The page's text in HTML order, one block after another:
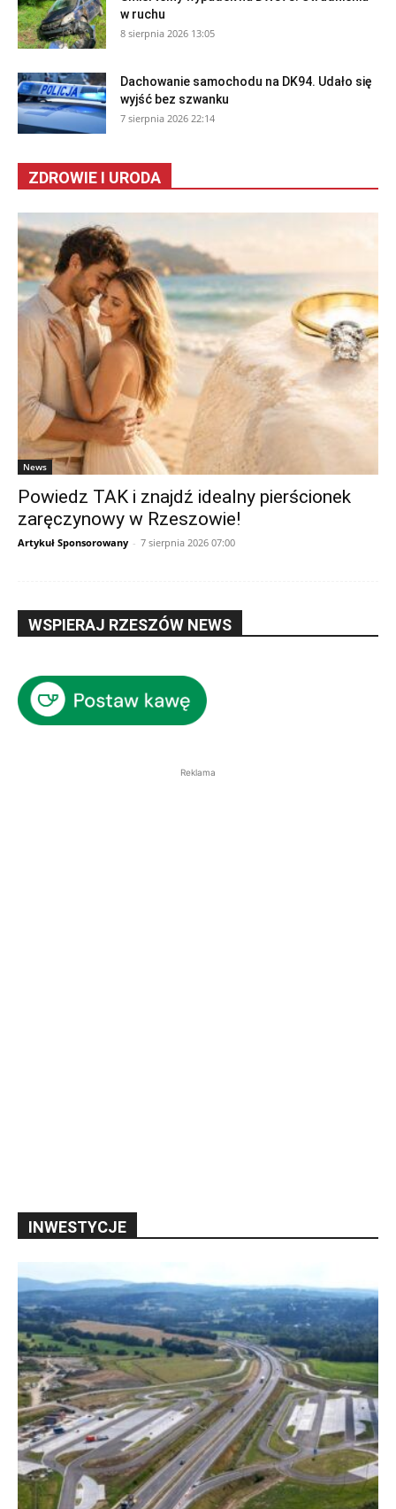
w ruchu
8 sierpnia 2026 13:05
Dachowanie samochodu na DK94. Udało się
wyjść bez szwanku
7 sierpnia 2026 22:14
ZDROWIE I URODA
News
Powiedz TAK i znajdź idealny pierścionek
zaręczynowy w Rzeszowie!
Artykuł Sponsorowany - 7 sierpnia 2026 07:00
WSPIERAJ RZESZÓW NEWS
Reklama
INWESTYCJE